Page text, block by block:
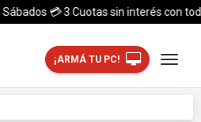
💳 3 Cuotas sin interés con
¡ARMÁ TU PC!